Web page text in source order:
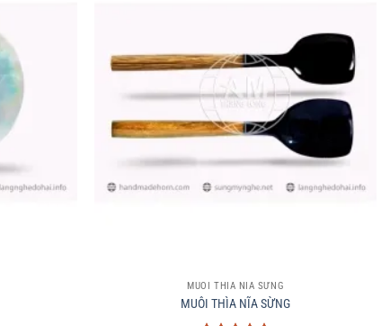
MUÔI THÌA NĨA SỪNG
MUÔI THÌA NĨA SỪNG